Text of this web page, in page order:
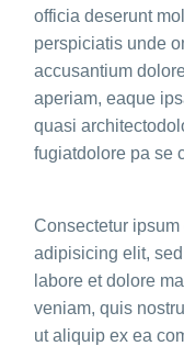
officia deserunt
perspiciatis unde
accusantium
aperiam, eaque
quasi
fugiatdolore pa se
Consectetur
adipisicing elit,
labore et dolore
veniam, quis
ut aliquip ex ea